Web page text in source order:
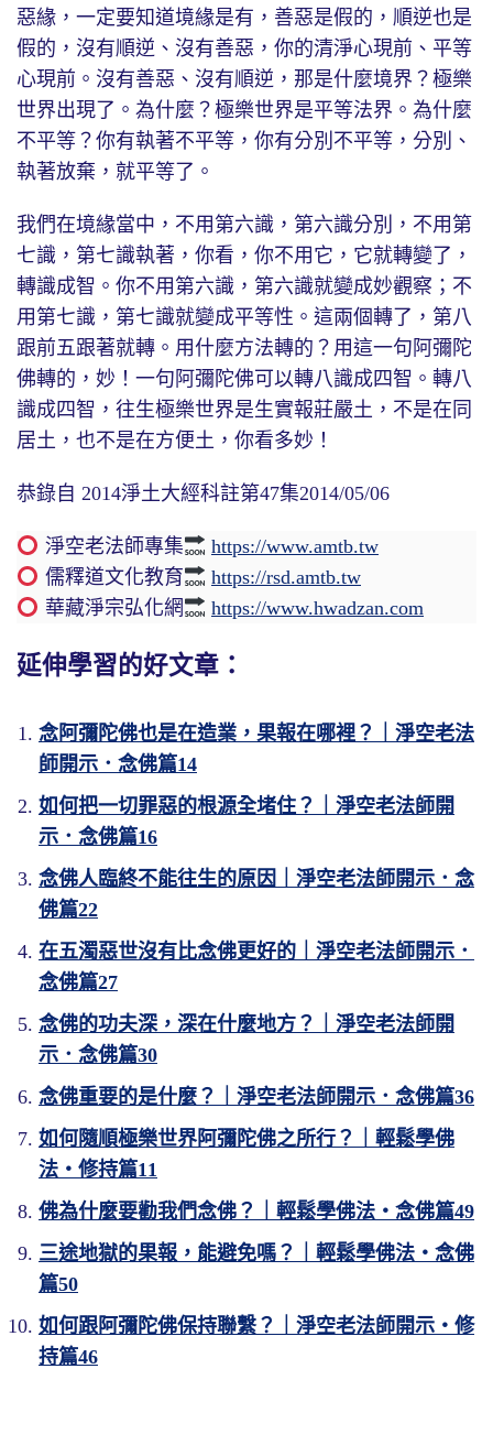
惡緣，一定要知道境緣是有，善惡是假的，順逆也是
假的，沒有順逆、沒有善惡，你的清淨心現前、平等
心現前。沒有善惡、沒有順逆，那是什麼境界？極樂
世界出現了。為什麼？極樂世界是平等法界。為什麼
不平等？你有執著不平等，你有分別不平等，分別、
執著放棄，就平等了。
我們在境緣當中，不用第六識，第六識分別，不用第
七識，第七識執著，你看，你不用它，它就轉變了，
轉識成智。你不用第六識，第六識就變成妙觀察；不
用第七識，第七識就變成平等性。這兩個轉了，第八
跟前五跟著就轉。用什麼方法轉的？用這一句阿彌陀
佛轉的，妙！一句阿彌陀佛可以轉八識成四智。轉八
識成四智，往生極樂世界是生實報莊嚴土，不是在同
居土，也不是在方便土，你看多妙！
恭錄自 2014淨土大經科註第47集2014/05/06
淨空老法師專集
https://www.amtb.tw
儒釋道文化教育
https://rsd.amtb.tw
華藏淨宗弘化網
https://www.hwadzan.com
延伸學習的好文章：
念阿彌陀佛也是在造業，果報在哪裡？｜淨空老法
師開示．念佛篇14
如何把一切罪惡的根源全堵住？｜淨空老法師開
示．念佛篇16
念佛人臨終不能往生的原因｜淨空老法師開示．念
佛篇22
在五濁惡世沒有比念佛更好的｜淨空老法師開示．
念佛篇27
念佛的功夫深，深在什麼地方？｜淨空老法師開
示．念佛篇30
念佛重要的是什麼？｜淨空老法師開示．念佛篇36
如何隨順極樂世界阿彌陀佛之所行？｜輕鬆學佛
法・修持篇11
佛為什麼要勸我們念佛？｜輕鬆學佛法・念佛篇49
三途地獄的果報，能避免嗎？｜輕鬆學佛法・念佛
篇50
如何跟阿彌陀佛保持聯繫？｜淨空老法師開示・修
持篇46